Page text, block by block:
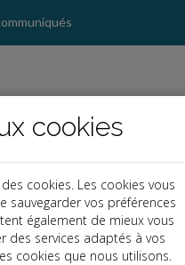
cookies
cookies. Les cookies vous
vos préférences
également de mieux vous
des services adaptés à vos
cookies que nous utilisons.